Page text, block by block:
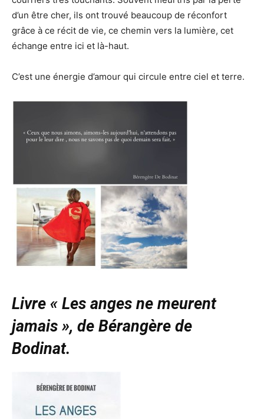
d’un être cher, ils ont trouvé beaucoup de réconfort
grâce à ce récit de vie, ce chemin vers la lumière, cet
échange entre ici et là-haut.
C’est une énergie d’amour qui circule entre ciel et terre.
Livre « Les anges ne meurent
jamais », de Bérangère de
Bodinat.